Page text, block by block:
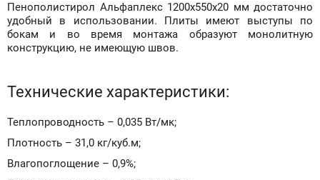
Пенополистирол Альфаплекс 1200x550x20 мм достаточно
удобный в использовании. Плиты имеют выступы по
бокам и во время монтажа образуют монолитную
конструкцию, не имеющую швов.
Технические характеристики:
Теплопроводность – 0,035 Вт/мк;
Плотность – 31,0 кг/куб.м;
Влагопоглощение – 0,9%;